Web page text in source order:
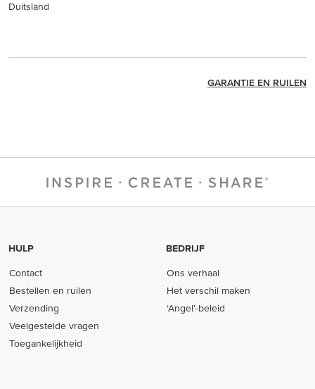
Duitsland
GARANTIE EN RUILEN
HULP
Contact
Bestellen en ruilen
Verzending
Veelgestelde vragen
Toegankelijkheid
BEDRIJF
Ons verhaal
Het verschil maken
‘Angel’-beleid